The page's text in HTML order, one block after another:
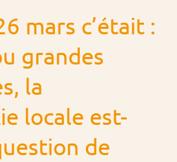
mars c’était :
grandes
la
locale est-
de